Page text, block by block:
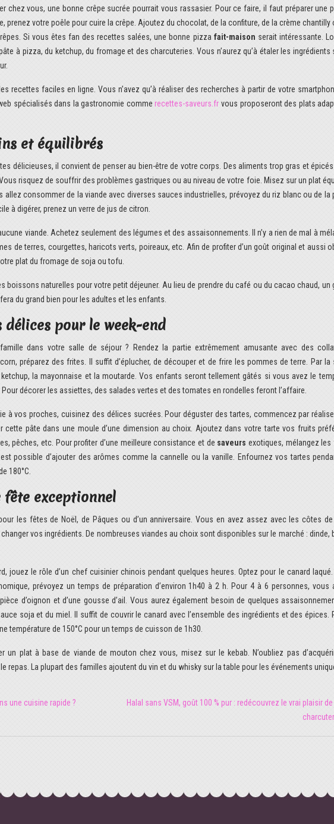
chez vous, une bonne crêpe sucrée pourrait vous rassasier. Pour ce faire, il faut préparer une
prenez votre poêle pour cuire la crêpe. Ajoutez du chocolat, de la confiture, de la crème chantilly
Si vous êtes fan des recettes salées, une bonne pizza fait-maison serait intéressante.
à pizza, du ketchup, du fromage et des charcuteries. Vous n’aurez qu’à étaler les ingrédients
recettes faciles en ligne. Vous n’avez qu’à réaliser des recherches à partir de votre
spécialisés dans la gastronomie commerecettes-saveurs.fr vous proposeront des plats
et équilibrés
délicieuses, il convient de penser au bien-être de votre corps. Des aliments trop gras et
risquez de souffrir des problèmes gastriques ou au niveau de votre foie. Misez sur un plat
allez consommer de la viande avec diverses sauces industrielles, prévoyez du riz blanc ou de la
à digérer, prenez un verre de jus de citron.
viande. Achetez seulement des légumes et des assaisonnements. Il n’y a rien de mal à
de terres, courgettes, haricots verts, poireaux, etc. Afin de profiter d’un goût original et aussi
plat du fromage de soja ou tofu.
boissons naturelles pour votre petit déjeuner. Au lieu de prendre du café ou du cacao chaud, un
du grand bien pour les adultes et les enfants.
délices pour le week-end
dans votre salle de séjour ? Rendez la partie extrêmement amusante avec des
préparez des frites. Il suffit d’éplucher, de découper et de frire les pommes de terre. Par la
la mayonnaise et la moutarde. Vos enfants seront tellement gâtés si vous avez le
décorer les assiettes, des salades vertes et des tomates en rondelles feront l’affaire.
à vos proches, cuisinez des délices sucrées. Pour déguster des tartes, commencez par
cette pâte dans une moule d’une dimension au choix. Ajoutez dans votre tarte vos fruits
pêches, etc. Pour profiter d’une meilleure consistance et de saveurs exotiques, mélangez les
possible d’ajouter des arômes comme la cannelle ou la vanille. Enfournez vos tartes
180°C.
fête exceptionnel
les fêtes de Noël, de Pâques ou d’un anniversaire. Vous en avez assez avec les côtes
vos ingrédients. De nombreuses viandes au choix sont disponibles sur le marché : dinde,
jouez le rôle d’un chef cuisinier chinois pendant quelques heures. Optez pour le canard
prévoyez un temps de préparation d’environ 1h40 à 2 h. Pour 4 à 6 personnes, vous
d’oignon et d’une gousse d’ail. Vous aurez également besoin de quelques
soja et du miel. Il suffit de couvrir le canard avec l’ensemble des ingrédients et des épices.
température de 150°C pour un temps de cuisson de 1h30.
plat à base de viande de mouton chez vous, misez sur le kebab. N’oubliez pas
repas. La plupart des familles ajoutent du vin et du whisky sur la table pour les événements
une cuisine rapide ?
Halal sans VSM, goût 100 % pur : redécouvrez le vrai plaisir de